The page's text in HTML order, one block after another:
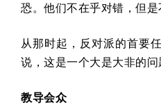
恐。他们不在乎对错，但是
从那时起，反对派的首要
说，这是一个大是大非的
教导会众